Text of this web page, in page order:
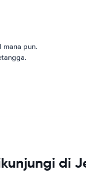
mana pun.
di